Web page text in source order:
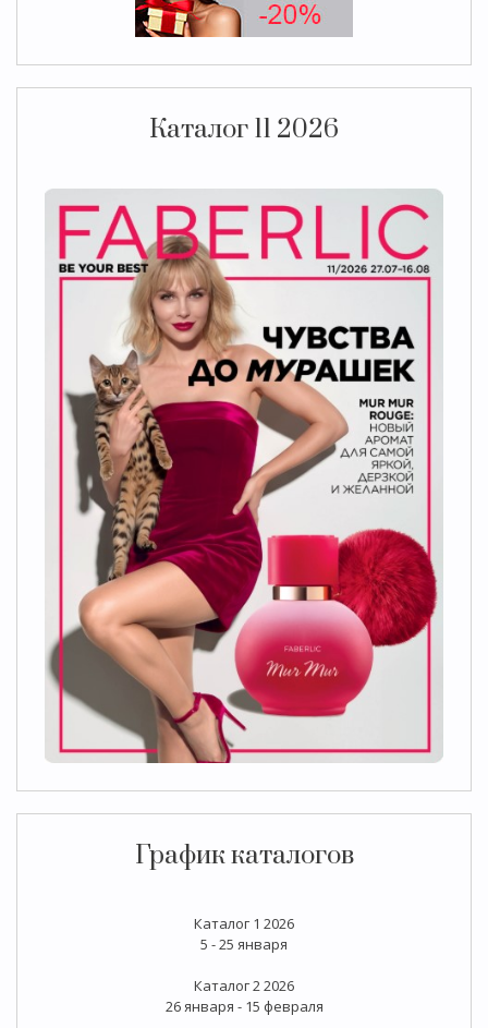
Каталог 11 2026
График каталогов
Каталог 1 2026
5 - 25 января
Каталог 2 2026
26 января - 15 февраля